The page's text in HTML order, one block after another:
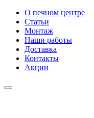
О печном центре
Статьи
Монтаж
Наши работы
Доставка
Контакты
Акции